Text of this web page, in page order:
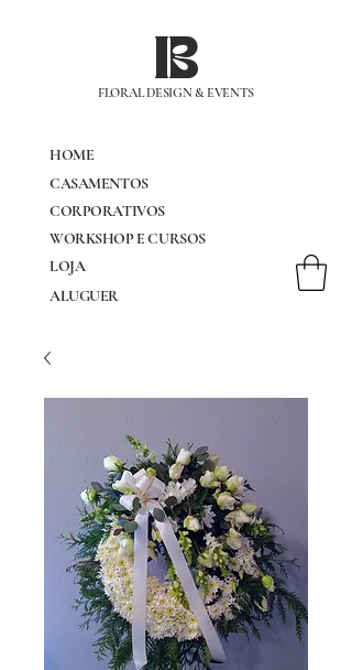
IB
FLORAL DESIGN & EVENTS
HOME
CASAMENTOS
CORPORATIVOS
WORKSHOP E CURSOS
LOJA
ALUGUER